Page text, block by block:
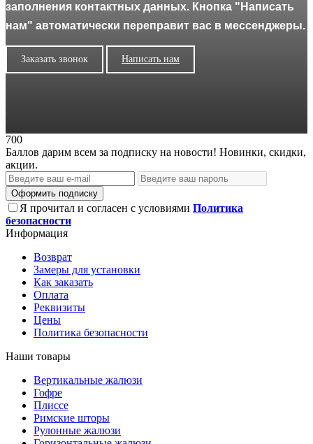
заполнения контактных данных. Кнопка "Написать
нам" автоматически переправит вас в мессенджеры.
Заказать звонок Написать нам
700
Баллов дарим всем за подписку на новости! Новинки, скидки,
акции.
Оформить подписку
Я прочитал и согласен с условиями Политика
безопасности
Информация
Возврат
Замеры для установки
Как заказать
Оплата
Реквизиты
Цены
Политика безопасности
Наши товары
Вертикальные жалюзи
Гофре
Плиссе
Римские шторы
Рулонные жалюзи